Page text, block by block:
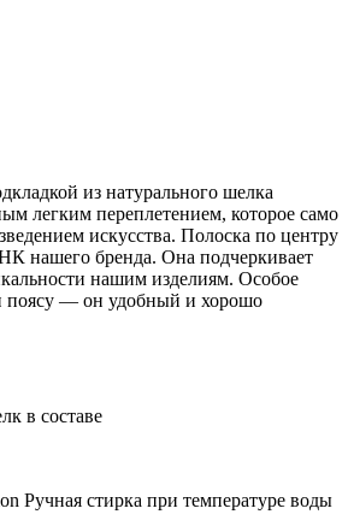
из натурального шелка
легким переплетением, которое само
искусства. Полоска по центру
нашего бренда. Она подчеркивает
нашим изделиям. Особое
поясу — он удобный и хорошо
в составе
Ручная стирка при температуре воды